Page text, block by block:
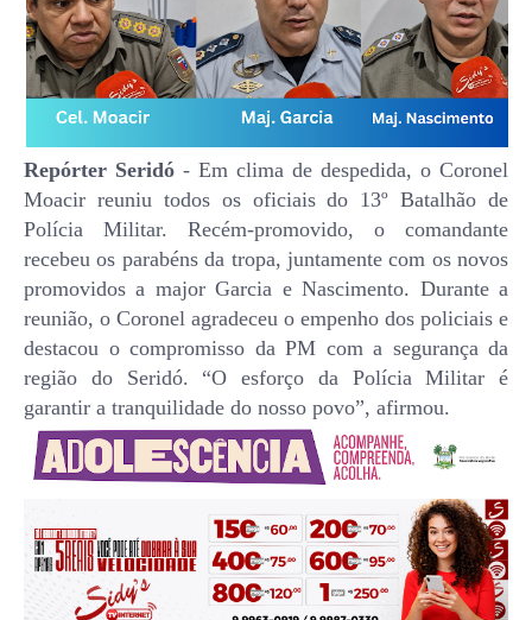
Repórter Seridó - Em clima de despedida, o Coronel
Moacir reuniu todos os oficiais do 13º Batalhão de
Polícia Militar. Recém-promovido, o comandante
recebeu os parabéns da tropa, juntamente com os novos
promovidos a major Garcia e Nascimento. Durante a
reunião, o Coronel agradeceu o empenho dos policiais e
destacou o compromisso da PM com a segurança da
região do Seridó. “O esforço da Polícia Militar é
garantir a tranquilidade do nosso povo”, afirmou.